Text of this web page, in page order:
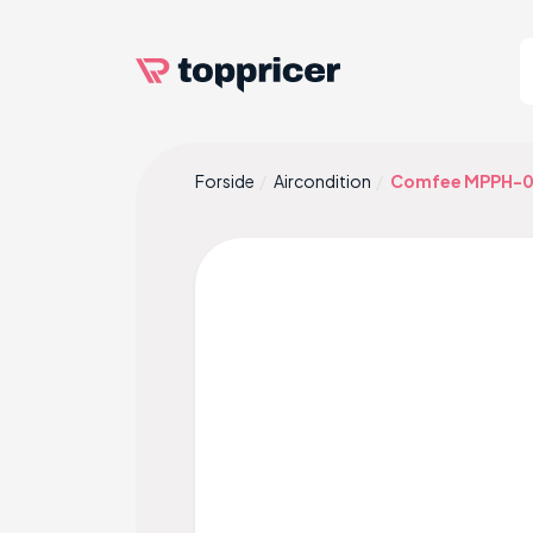
Forside Aircondition Comfee MPPH-